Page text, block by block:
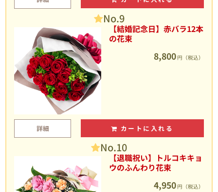
No.9
【結婚記念日】赤バラ12本
の花束
8,800 円（税込）
詳細 カートに入れる
No.10
【退職祝い】トルコキキョ
ウのふんわり花束
4,950 円（税込）